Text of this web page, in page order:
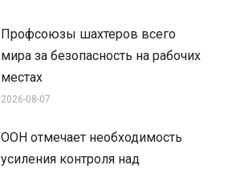
Профсоюзы шахтеров всего
мира за безопасность на рабочих
местах
2026-08-07
ООН отмечает необходимость
усиления контроля над